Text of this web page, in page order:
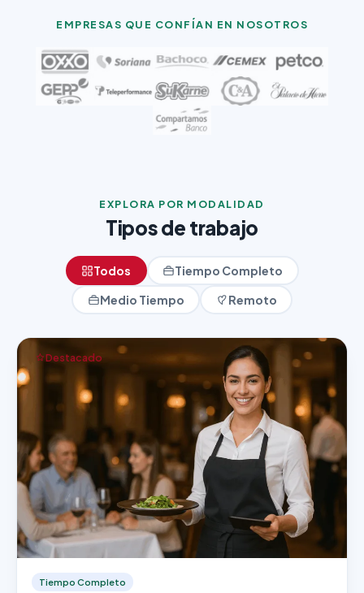
EMPRESAS QUE CONFÍAN EN NOSOTROS
EXPLORA POR MODALIDAD
Tipos de trabajo
Todos
Tiempo Completo
Medio Tiempo
Remoto
Destacado
Tiempo Completo